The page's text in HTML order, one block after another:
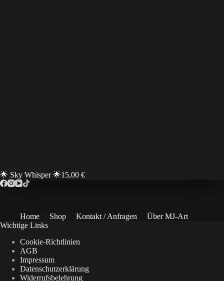
🌟 Sky Whisper 🌟15,00 €
Home Shop Kontakt / Anfragen
Über MJ-Art
Wichtige Links
Cookie-Richtlinien
AGB
Impressum
Datenschutzerklärung
Widerrufsbelehrung